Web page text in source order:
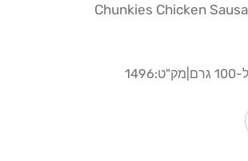
Chunkies Chicken
מק"ט:1496